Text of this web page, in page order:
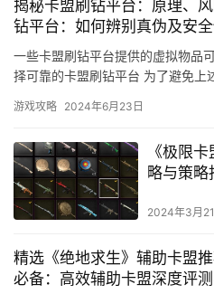
揭秘卡盟刷钻平台：原理、
钻平台：如何辨别真伪及安
一些卡盟刷钻平台提供的虚拟物品
择可靠的卡盟刷钻平台 为了避免上
游戏攻略 2024年6月23日
《极限
略与策略
巧
2024年3月
精选《绝地求生》辅助卡盟
必备：高效辅助卡盟深度评